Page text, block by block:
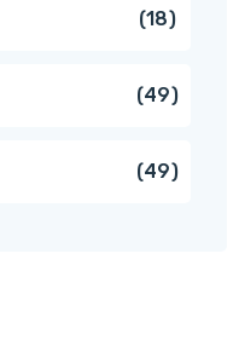
1818
4949
4949